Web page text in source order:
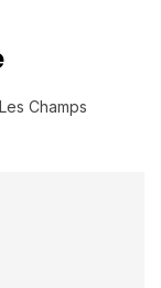
Les Champs